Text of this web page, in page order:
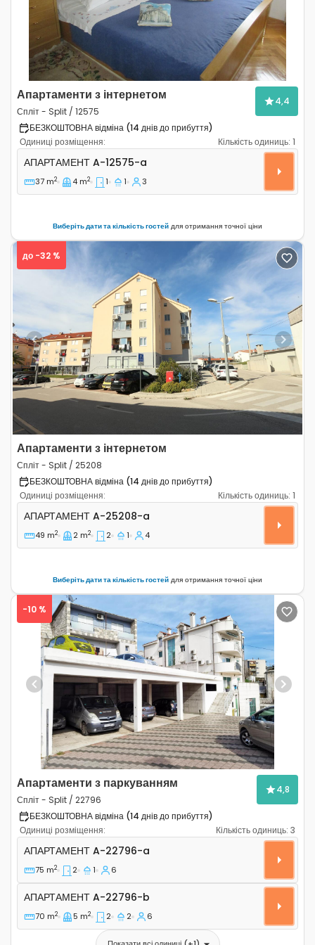
Апартаменти з інтернетом
Спліт - Split / 12575
4,4
БЕЗКОШТОВНА відміна (14 днів до прибуття)
Одиниці розміщення:
Кількість одиниць: 1
Однокімнатні апартаменти Спліт - Split A-12575-a
АПАРТАМЕНТ A-12575-a
37 m2 4 m2 1 1 3
Виберіть дати та кількість гостей для отримання точної ціни
Previous Next
до -32 %
Апартаменти з інтернетом
Спліт - Split / 25208
БЕЗКОШТОВНА відміна (14 днів до прибуття)
Одиниці розміщення:
Кількість одиниць: 1
Двокімнатні апартаменти Спліт - Split A-25208-a
АПАРТАМЕНТ A-25208-a
49 m2 2 m2 2 1 4
Виберіть дати та кількість гостей для отримання точної ціни
Previous Next
-10 %
Апартаменти з паркуванням
Спліт - Split / 22796
4,8
БЕЗКОШТОВНА відміна (14 днів до прибуття)
Одиниці розміщення:
Кількість одиниць: 3
Двокімнатні апартаменти Спліт - Split A-22796-a
АПАРТАМЕНТ A-22796-a
75 m2 2 1 6
Апартамент A-22796-b
АПАРТАМЕНТ A-22796-b
70 m2 5 m2 2 2 6